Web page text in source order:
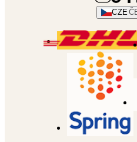
CZE